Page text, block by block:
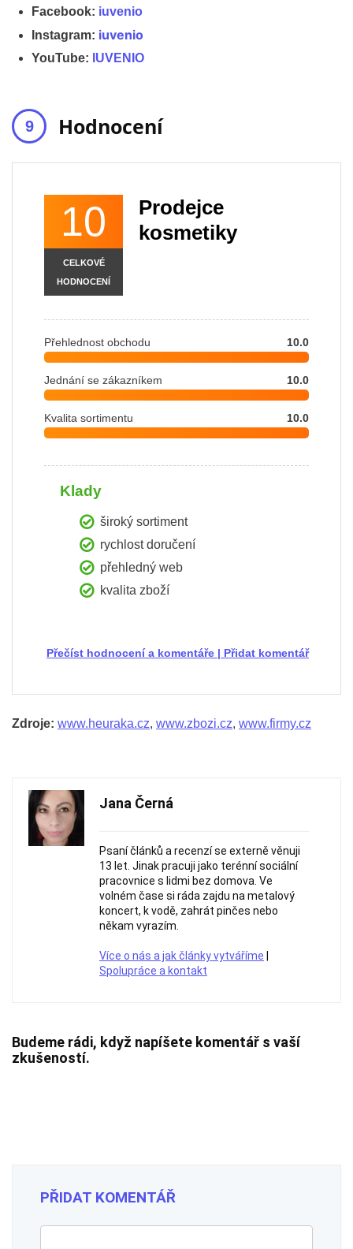
Facebook: iuvenio
Instagram: iuvenio
YouTube: IUVENIO
Hodnocení
10
CELKOVÉ
HODNOCENÍ
Prodejce
kosmetiky
Přehlednost obchodu 10.0
Jednání se zákazníkem 10.0
Kvalita sortimentu 10.0
Klady
široký sortiment
rychlost doručení
přehledný web
kvalita zboží
Přidat komentář
|
Přečíst hodnocení a komentáře
Zdroje: www.heuraka.cz, www.zbozi.cz, www.firmy.cz
Jana Černá
Psaní článků a recenzí se externě věnuji
13 let. Jinak pracuji jako terénní sociální
pracovnice s lidmi bez domova. Ve
volném čase si ráda zajdu na metalový
koncert, k vodě, zahrát pinčes nebo
někam vyrazím.
Více o nás a jak články vytváříme
Spolupráce a kontakt
Budeme rádi, když napíšete komentář s vaší
zkušeností.
PŘIDAT KOMENTÁŘ